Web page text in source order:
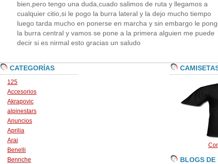
bien,pero tengo una duda,cuado salimos de ruta y llegamos a
cualquier citio,si le pogo la burra lateral y la dejo mucho tiempo
luego tarda mucho en ponerse en marcha y sin embargo le
la burra central y vamos se pone a la primera alguien me puede
decir si es nirmal esto gracias un saludo
CATEGORÍAS
125
Accesorios
Akrapovic
alpinestars
Anuncios
Aprilia
Arai
Benelli
Bennche
BLOGS DE